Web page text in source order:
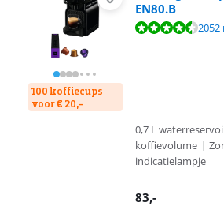
100 koffiecups
voor € 20,-
EN80.B
Beoordeling is 8,5 van de 10, gebaseerd op2052
0,7 L
koffievolume |
indicatielampje
83,-